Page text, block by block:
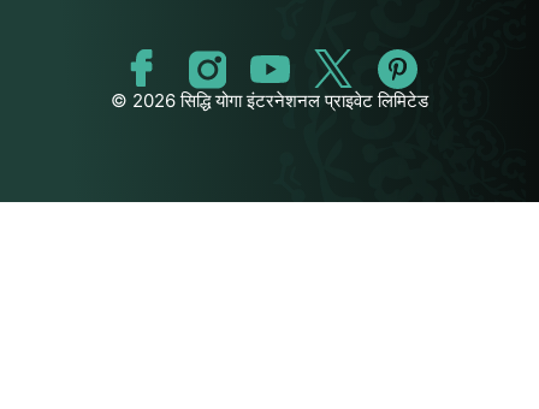
© 2026 सिद्धि योगा इंटरनेशनल प्राइवेट लिमिटेड